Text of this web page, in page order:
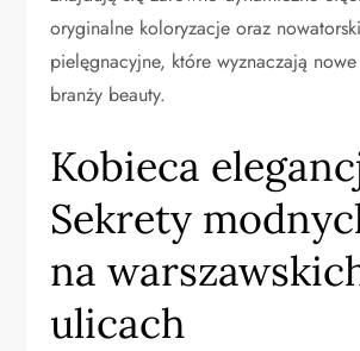
oryginalne koloryzacje oraz
pielęgnacyjne, które wyznaczają
branży beauty.
Kobieca
Sekrety
na
ulicach